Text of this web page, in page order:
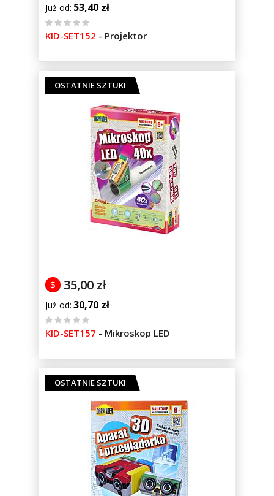
Już od 53,40 zł
%
KID-SET152 - Projektor
OSTATNIE SZTUKI
35,00 zł
$
Już od 30,70 zł
%
KID-SET157 - Mikroskop LED
OSTATNIE SZTUKI